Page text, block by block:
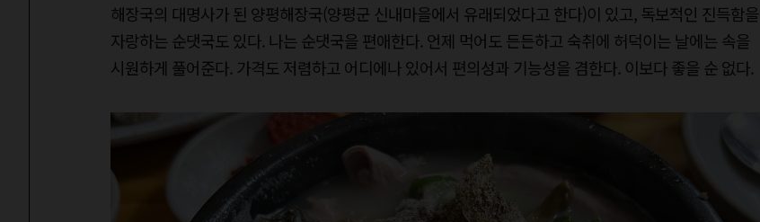
해장국의 대명사가 된 양평해장국(양평군 신내마을에서 유래되었다고 한다)이 있고, 독보적인 진득함을
자랑하는 순댓국도 있다. 나는 순댓국을 편애한다. 언제 먹어도 든든하고 숙취에 허덕이는 날에는 속을
시원하게 풀어준다. 가격도 저렴하고 어디에나 있어서 편의성과 기능성을 겸한다. 이보다 좋을 순 없다.